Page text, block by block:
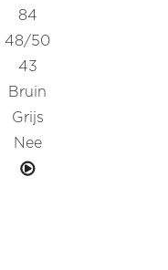
84
48/50
43
Bruin
Grijs
Nee
